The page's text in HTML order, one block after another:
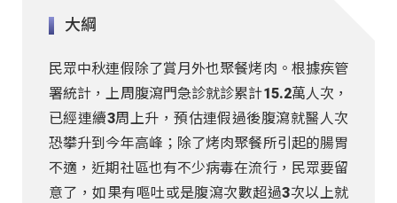
大綱
民眾中秋連假除了賞月外也聚餐烤肉。根據疾管
署統計，上周腹瀉門急診就診累計15.2萬人次，
已經連續3周上升，預估連假過後腹瀉就醫人次
恐攀升到今年高峰；除了烤肉聚餐所引起的腸胃
不適，近期社區也有不少病毒在流行，民眾要留
意了，如果有嘔吐或是腹瀉次數超過3次以上就